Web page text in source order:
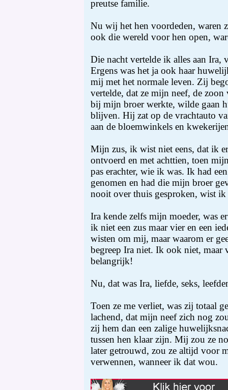
preutse familie.
Nu wij het hen voordeden, waren
ook die wereld voor hen open,
Die nacht vertelde ik alles aan Ira,
Ergens was het ja ook haar
mij met het normale leven. Zij
vertelde, dat ze mijn neef, de
bij mijn broer werkte, wilde gaan
blijven. Hij zat op de vrachtauto
aan de bloemwinkels en
Mijn zus, ik wist niet eens, dat ik
ontvoerd en met achttien, toen
pas erachter, wie ik was. Ik had
genomen en had die mijn broer
nooit over thuis gesproken, wist ik
Ira kende zelfs mijn moeder, was
ik niet een zus maar vier en een
wisten om mij, maar waarom er
begreep Ira niet. Ik ook niet, maar
belangrijk!
Nu, dat was Ira, liefde, seks,
Toen ze me verliet, was zij totaal
lachend, dat mijn neef zich nog
zij hem dan een zalige
tussen hen klaar zijn. Mij zou ze
later getrouwd, zou ze altijd voor
verwennen, wanneer ik dat wou.